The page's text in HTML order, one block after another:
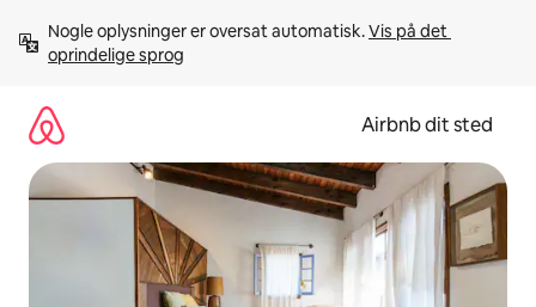
videre
Nogle oplysninger er oversat automatisk. Vis på det
oprindelige sprog
Airbnb dit sted